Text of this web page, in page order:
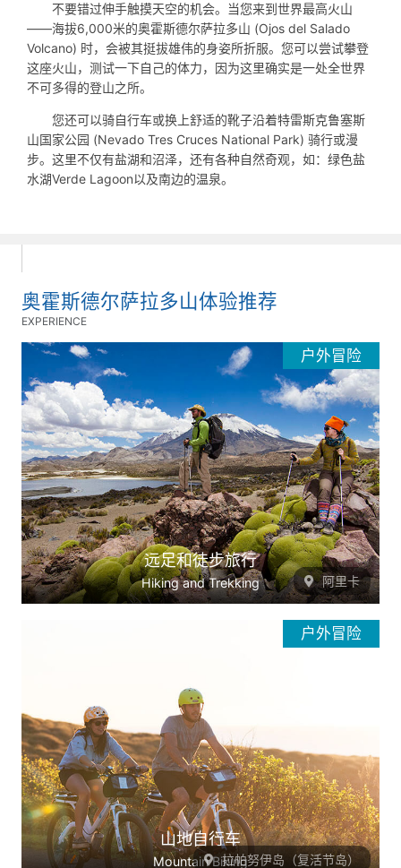
不要错过伸手触摸天空的机会。当您来到世界最高火山
——海拔6,000米的奥霍斯德尔萨拉多山 (Ojos del Salado
Volcano) 时，会被其挺拔雄伟的身姿所折服。您可以尝试攀登
这座火山，测试一下自己的体力，因为这里确实是一处全世界
不可多得的登山之所。
您还可以骑自行车或换上舒适的靴子沿着特雷斯克鲁塞斯
山国家公园 (Nevado Tres Cruces National Park) 骑行或漫
步。这里不仅有盐湖和沼泽，还有各种自然奇观，如：绿色盐
水湖Verde Lagoon以及南边的温泉。
奥霍斯德尔萨拉多山体验推荐
EXPERIENCE
远足和徒步旅行
Hiking and Trekking
户外冒险
阿里卡
山地自行车
Mountain Biking
户外冒险
拉帕努伊岛（复活节岛）